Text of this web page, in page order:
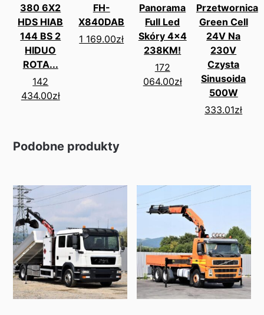
380 6X2
HDS HIAB
144 BS 2
HIDUO
ROTA...
142
434.00zł
FH-
X840DAB
1 169.00zł
Panorama
Full Led
Skóry 4x4
238KM!
172
064.00zł
Przetwornica
Green Cell
24V Na
230V
Czysta
Sinusoida
500W
333.01zł
Podobne produkty